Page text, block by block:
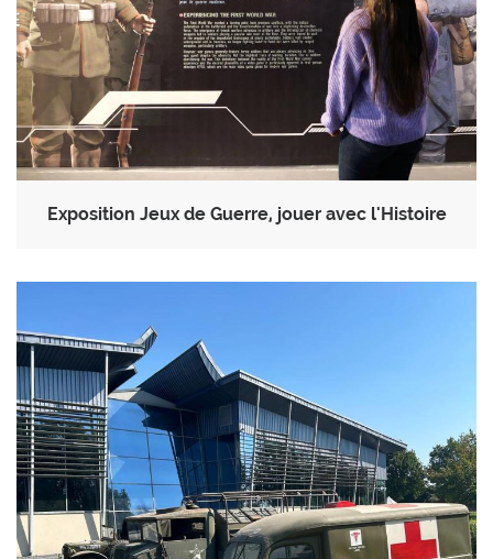
Exposition Jeux de Guerre, jouer avec l'Histoire